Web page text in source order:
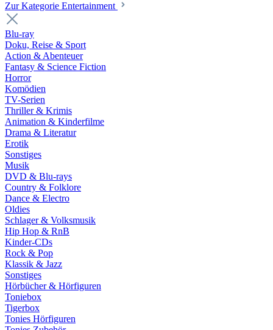
Zur Kategorie Entertainment
Blu-ray
Doku, Reise & Sport
Action & Abenteuer
Fantasy & Science Fiction
Horror
Komödien
TV-Serien
Thriller & Krimis
Animation & Kinderfilme
Drama & Literatur
Erotik
Sonstiges
Musik
DVD & Blu-rays
Country & Folklore
Dance & Electro
Oldies
Schlager & Volksmusik
Hip Hop & RnB
Kinder-CDs
Rock & Pop
Klassik & Jazz
Sonstiges
Hörbücher & Hörfiguren
Toniebox
Tigerbox
Tonies Hörfiguren